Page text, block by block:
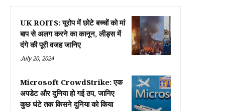
UK ROITS: यूरोप में छोटे बच्चों को मां
बाप से अलग करने का कानून, लीड्स में
दंगे की पूरी वजह जानिए
July 20, 2024
Microsoft CrowdStrike: एक
अपडेट और दुनिया हो गई ठप, जानिए
कुछ घंटे तक किसने दुनिया को किया